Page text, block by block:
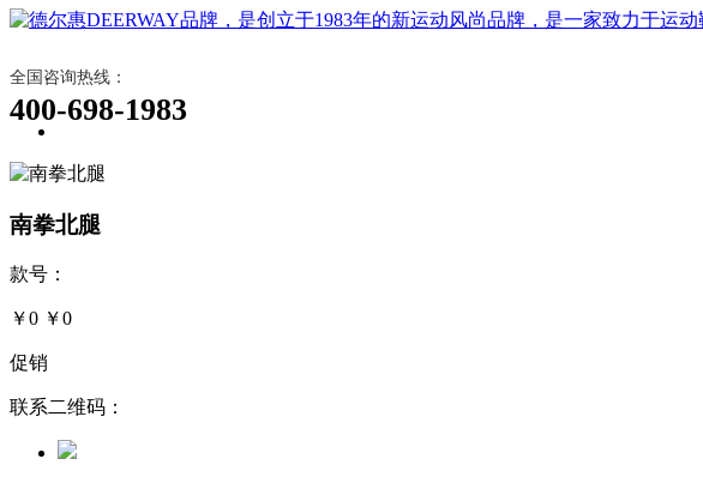
全国咨询热线：
400-698-1983
南拳北腿
款号：
￥0 ￥0
促销
联系二维码：